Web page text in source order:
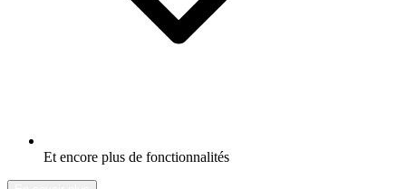
Et encore plus de fonctionnalités